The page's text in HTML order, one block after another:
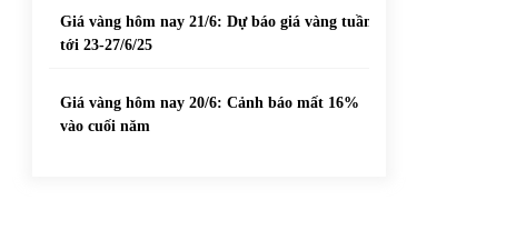
Giá vàng hôm nay 21/6: Dự báo giá vàng tuần
tới 23-27/6/25
Giá vàng hôm nay 20/6: Cảnh báo mất 16%
vào cuối năm